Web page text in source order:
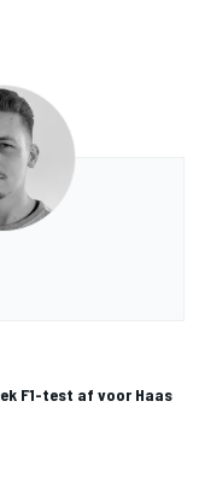
F1-test af voor Haas